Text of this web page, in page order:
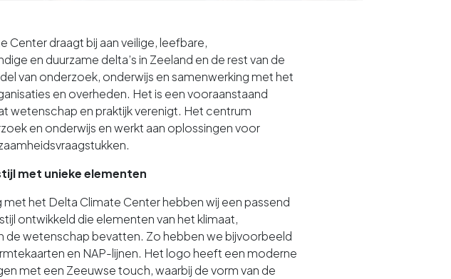
Center draagt bij aan veilige, leefbare,
en duurzame delta’s in Zeeland en de rest van de
van onderzoek, onderwijs en samenwerking met het
en overheden. Het is een vooraanstaand
wetenschap en praktijk verenigt. Het centrum
en onderwijs en werkt aan oplossingen voor
met unieke elementen
met het Delta Climate Center hebben wij een passend
ontwikkeld die elementen van het klimaat,
de wetenschap bevatten. Zo hebben we bijvoorbeeld
en NAP-lijnen. Het logo heeft een moderne
met een Zeeuwse touch, waarbij de vorm van de